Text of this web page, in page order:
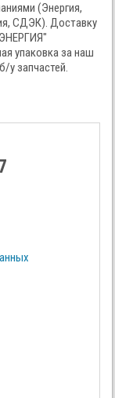
(Энергия,
СДЭК). Доставку
упаковка за наш
у запчастей.